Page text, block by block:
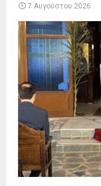
7 Αυγούστου 2026